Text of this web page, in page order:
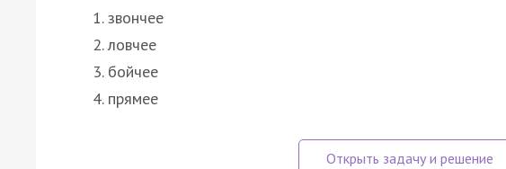
звончее
ловчее
бойчее
прямее